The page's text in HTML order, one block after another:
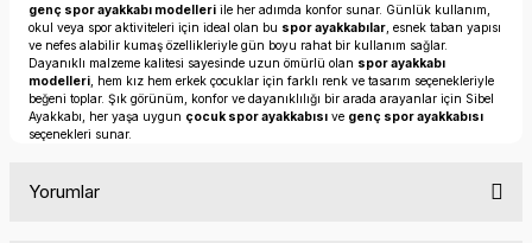
genç spor ayakkabı modelleri ile her adımda konfor sunar. Günlük kullanım,
okul veya spor aktiviteleri için ideal olan bu spor ayakkabılar , esnek taban yapısı
ve nefes alabilir kumaş özellikleriyle gün boyu rahat bir kullanım sağlar.
Dayanıklı malzeme kalitesi sayesinde uzun ömürlü olan spor ayakkabı
modelleri , hem kız hem erkek çocuklar için farklı renk ve tasarım seçenekleriyle
beğeni toplar. Şık görünüm, konfor ve dayanıklılığı bir arada arayanlar için Sibel
Ayakkabı, her yaşa uygun çocuk spor ayakkabısı ve genç spor ayakkabısı
seçenekleri sunar.
Yorumlar